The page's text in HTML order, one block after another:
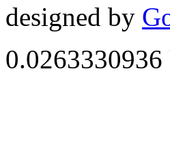
designed by
0.0263330936